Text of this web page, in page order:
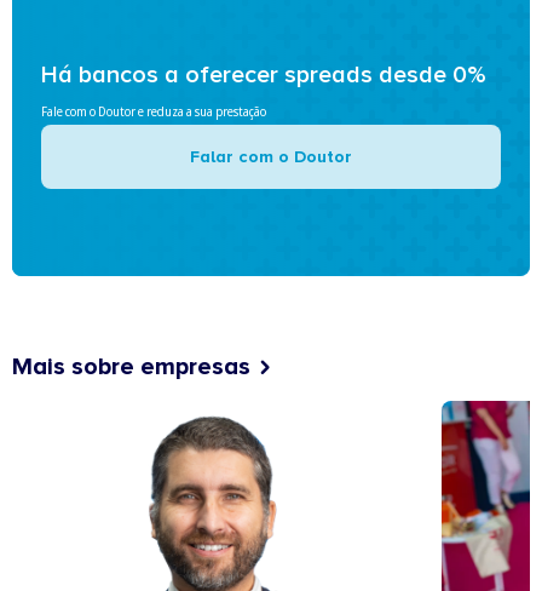
Há bancos a oferecer spreads desde 0%
Fale com o Doutor e reduza a sua prestação
Falar com o Doutor
Mais sobre empresas